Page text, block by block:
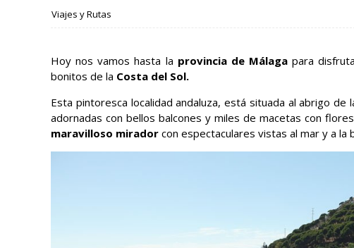
Viajes y Rutas
Hoy nos vamos hasta la provincia de Málaga para
bonitos de la Costa del Sol.
Esta pintoresca localidad andaluza, está situada al abrigo
adornadas con bellos balcones y miles de macetas con
maravilloso mirador con espectaculares vistas al mar y a la